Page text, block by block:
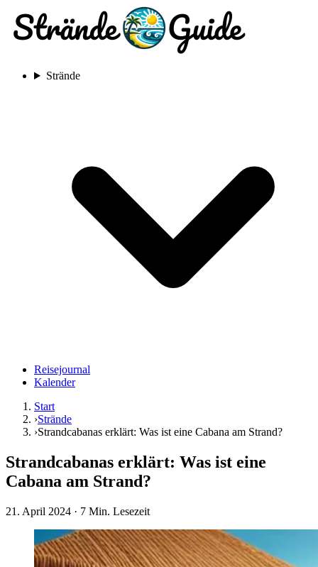
Strände
Reisejournal
Kalender
Start
›Strände
›Strandcabanas erklärt: Was ist eine Cabana am Strand?
Strandcabanas erklärt: Was ist eine
Cabana am Strand?
21. April 2024 · 7 Min. Lesezeit